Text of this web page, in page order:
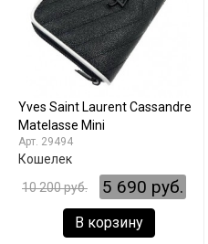
Yves Saint Laurent Cassandre
Matelasse Mini
29494
Кошелек
10 200 руб.
5 690 руб.
В корзину